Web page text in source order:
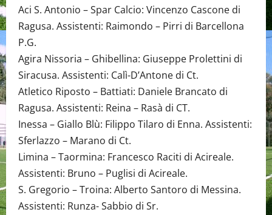
Aci S. Antonio – Spar Calcio: Vincenzo Cascone di
Ragusa. Assistenti: Raimondo – Pirri di Barcellona
P.G.
Agira Nissoria – Ghibellina: Giuseppe Prolettini di
Siracusa. Assistenti: Calì-D’Antone di Ct.
Atletico Riposto – Battiati: Daniele Brancato di
Ragusa. Assistenti: Reina – Rasà di CT.
Inessa – Giallo Blù: Filippo Tilaro di Enna. Assistenti:
Sferlazzo – Marano di Ct.
Limina – Taormina: Francesco Raciti di Acireale.
Assistenti: Bruno – Puglisi di Acireale.
S. Gregorio – Troina: Alberto Santoro di Messina.
Assistenti: Runza- Sabbio di Sr.